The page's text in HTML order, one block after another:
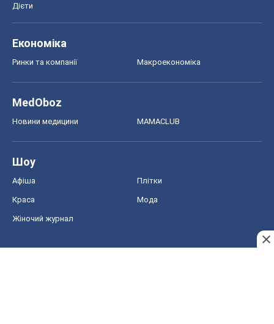
Дієти
Економіка
Ринки та компанії Макроекономіка
MedOboz
Новини медицини MAMACLUB
Шоу
Афіша Плітки
Краса Мода
Жіночий журнал